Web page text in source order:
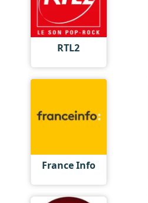
RTL2
France Info